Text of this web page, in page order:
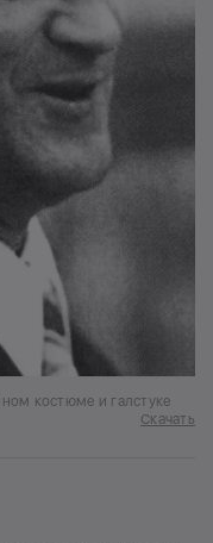
костюме и галстуке
Скачать